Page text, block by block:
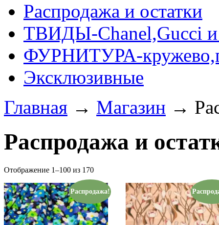
Распродажа и остатки
ТВИДЫ-Сhanel,Gucci и
ФУРНИТУРА-
Эксклюзивные
Главная → Магазин →
Распродажа и
Отображение 1–100 из 170
Распродажа!